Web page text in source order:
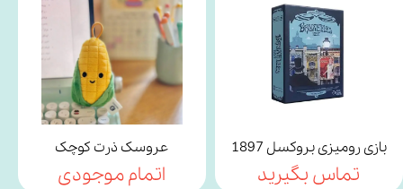
بازی رومیزی بروکسل 1897
تماس بگیرید
عروسک ذرت کوچک
اتمام موجودی